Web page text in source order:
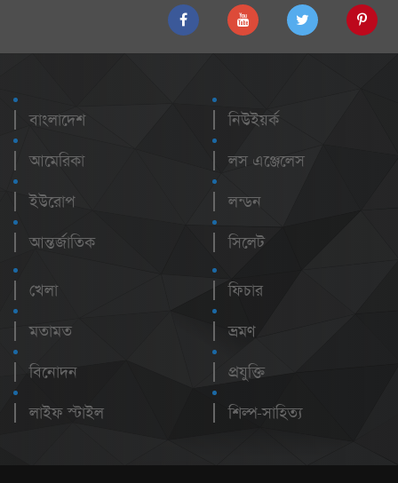
বাংলাদেশ
আমেরিকা
ইউরোপ
আন্তর্জাতিক
নিউইয়র্ক
লস এঞ্জেলেস
লন্ডন
সিলেট
খেলা
মতামত
বিনোদন
লাইফ স্টাইল
ফিচার
ভ্রমণ
প্রযুক্তি
শিল্প-সাহিত্য